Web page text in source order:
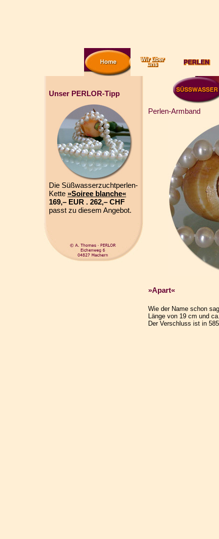
Unser PERLOR-Tipp
Die Süßwasserzuchtperlen-
Kette »Soiree blanche«
169,– EUR . 262,– CHF
passt zu diesem Angebot.
Perlen-Armband
»Apart«
Wie der Name schon
Länge von 19 cm und
Der Verschluss ist in